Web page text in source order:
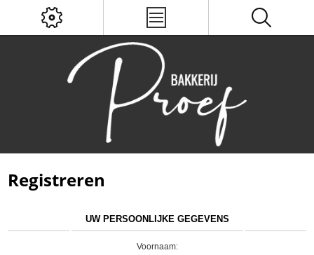
Registreren
UW PERSOONLIJKE GEGEVENS
Voornaam: